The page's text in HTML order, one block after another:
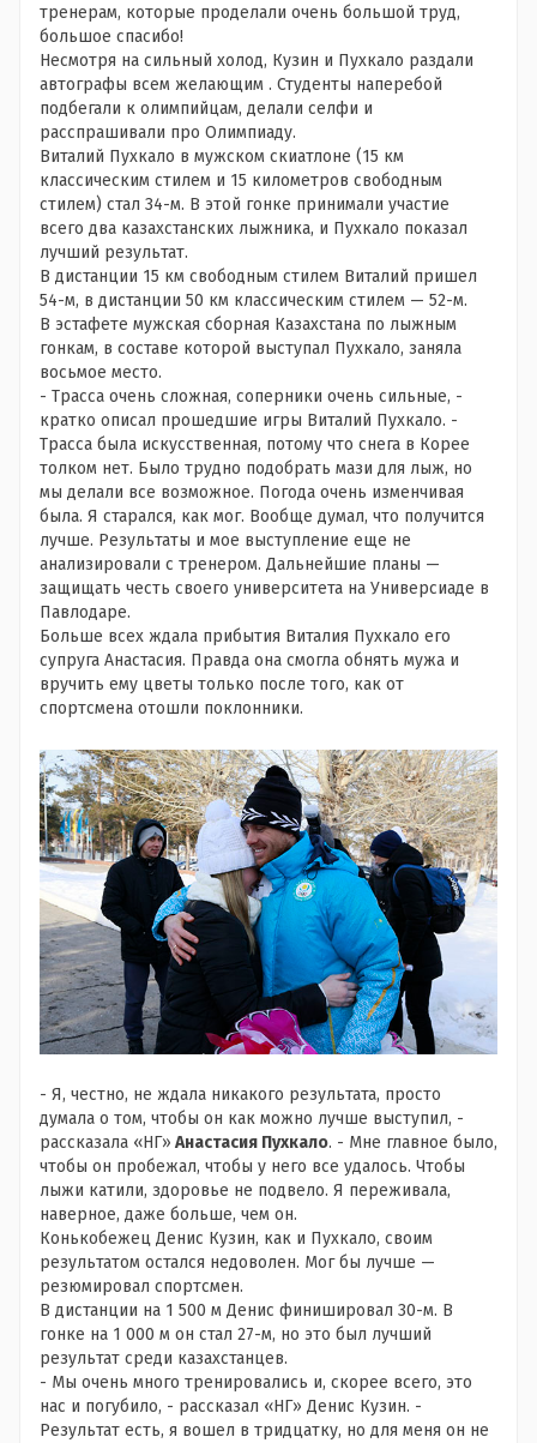
тренерам, которые проделали очень большой труд,
большое спасибо!
Несмотря на сильный холод, Кузин и Пухкало раздали
автографы всем желающим . Студенты наперебой
подбегали к олимпийцам, делали селфи и
расспрашивали про Олимпиаду.
Виталий Пухкало в мужском скиатлоне (15 км
классическим стилем и 15 километров свободным
стилем) стал 34-м. В этой гонке принимали участие
всего два казахстанских лыжника, и Пухкало показал
лучший результат.
В дистанции 15 км свободным стилем Виталий пришел
54-м, в дистанции 50 км классическим стилем — 52-м.
В эстафете мужская сборная Казахстана по лыжным
гонкам, в составе которой выступал Пухкало, заняла
восьмое место.
- Трасса очень сложная, соперники очень сильные, -
кратко описал прошедшие игры Виталий Пухкало. -
Трасса была искусственная, потому что снега в Корее
толком нет. Было трудно подобрать мази для лыж, но
мы делали все возможное. Погода очень изменчивая
была. Я старался, как мог. Вообще думал, что получится
лучше. Результаты и мое выступление еще не
анализировали с тренером. Дальнейшие планы —
защищать честь своего университета на Универсиаде в
Павлодаре.
Больше всех ждала прибытия Виталия Пухкало его
супруга Анастасия. Правда она смогла обнять мужа и
вручить ему цветы только после того, как от
спортсмена отошли поклонники.
- Я, честно, не ждала никакого результата, просто
думала о том, чтобы он как можно лучше выступил, -
рассказала «НГ» Анастасия Пухкало. - Мне главное было,
чтобы он пробежал, чтобы у него все удалось. Чтобы
лыжи катили, здоровье не подвело. Я переживала,
наверное, даже больше, чем он.
Конькобежец Денис Кузин, как и Пухкало, своим
результатом остался недоволен. Мог бы лучше —
резюмировал спортсмен.
В дистанции на 1 500 м Денис финишировал 30-м. В
гонке на 1 000 м он стал 27-м, но это был лучший
результат среди казахстанцев.
- Мы очень много тренировались и, скорее всего, это
нас и погубило, - рассказал «НГ» Денис Кузин. -
Результат есть, я вошел в тридцатку, но для меня он не